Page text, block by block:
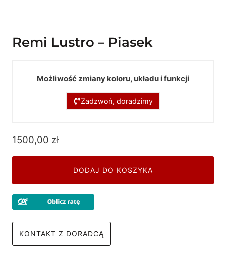
Remi Lustro – Piasek
Możliwość zmiany koloru, układu i funkcji
Zadzwoń, doradzimy
1500,00 zł
DODAJ DO KOSZYKA
KONTAKT Z DORADCĄ